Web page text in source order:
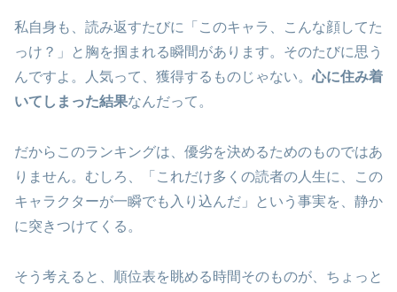
私自身も、読み返すたびに「このキャラ、こんな顔してた
っけ？」と胸を掴まれる瞬間があります。そのたびに思う
んですよ。人気って、獲得するものじゃない。心に住み着
いてしまった結果なんだって。
だからこのランキングは、優劣を決めるためのものではあ
りません。むしろ、「これだけ多くの読者の人生に、この
キャラクターが一瞬でも入り込んだ」という事実を、静か
に突きつけてくる。
そう考えると、順位表を眺める時間そのものが、ちょっと